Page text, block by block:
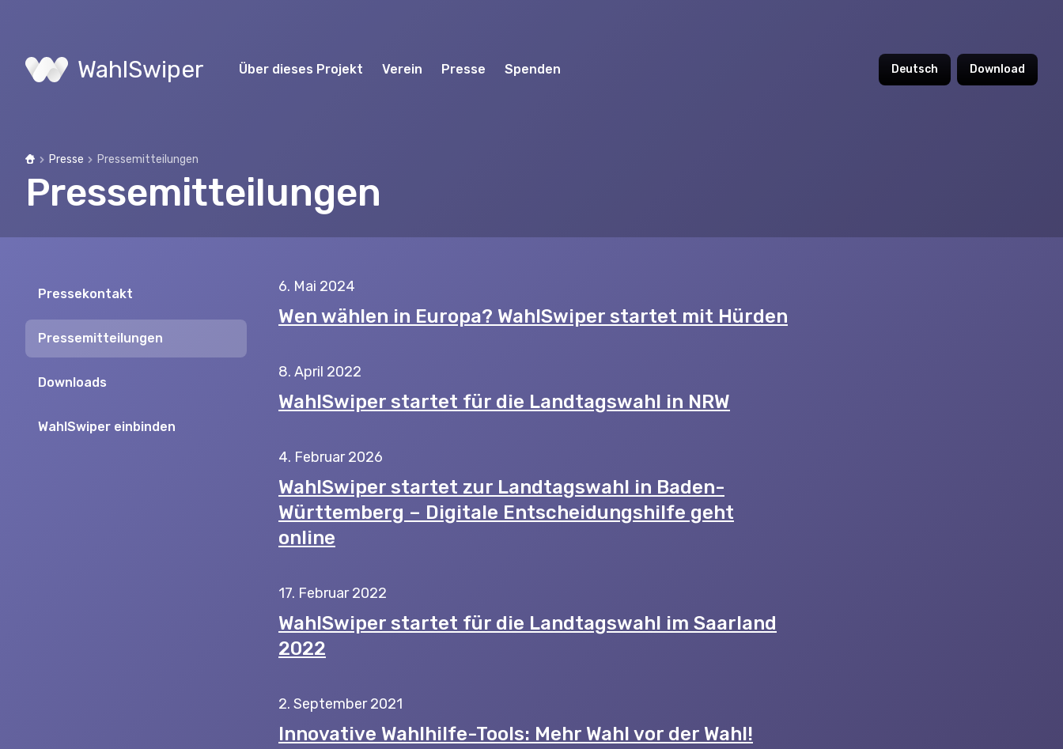
WahlSwiper Über dieses Projekt Verein Presse Spenden Deutsch Download
HomePresse Pressemitteilungen
Pressemitteilungen
Pressekontakt
Pressemitteilungen
Downloads
WahlSwiper einbinden
6. Mai 2024
Wen wählen in Europa? WahlSwiper startet mit Hürden
8. April 2022
WahlSwiper startet für die Landtagswahl in NRW
4. Februar 2026
WahlSwiper startet zur Landtagswahl in Baden-
Württemberg – Digitale Entscheidungshilfe geht
online
17. Februar 2022
WahlSwiper startet für die Landtagswahl im Saarland
2022
2. September 2021
Innovative Wahlhilfe-Tools: Mehr Wahl vor der Wahl!